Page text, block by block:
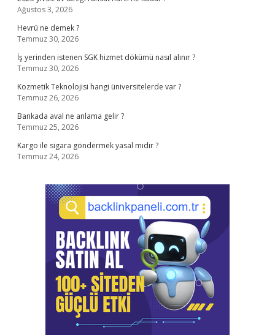
Ağustos 3, 2026
Hevrü ne demek ?
Temmuz 30, 2026
İş yerinden istenen SGK hizmet dökümü nasıl alınır ?
Temmuz 30, 2026
Kozmetik Teknolojisi hangi üniversitelerde var ?
Temmuz 26, 2026
Bankada aval ne anlama gelir ?
Temmuz 25, 2026
Kargo ile sigara göndermek yasal mıdır ?
Temmuz 24, 2026